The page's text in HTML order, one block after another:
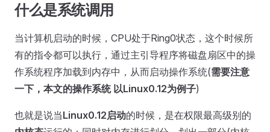
什么是系统调用
当计算机启动的时候，CPU处于Ring0状态，这个时候所
有的指令都可以执行，通过主引导程序将磁盘扇区中的操
作系统程序加载到内存中，从而启动操作系统(需要注意
一下，本文的操作系统 以Linux0.12为例子)
也就是说当Linux0.12启动的时候，是在权限最高级别的